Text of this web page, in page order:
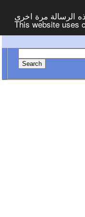
الرسالة مرة اخرى -
This website uses
Search